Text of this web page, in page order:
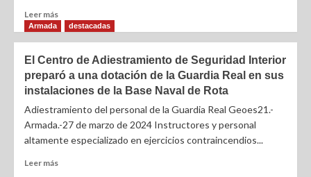
Leer más
Armada destacadas
El Centro de Adiestramiento de Seguridad Interior
preparó a una dotación de la Guardia Real en sus
instalaciones de la Base Naval de Rota
Adiestramiento del personal de la Guardia Real Geoes21.-
Armada.-27 de marzo de 2024 Instructores y personal
altamente especializado en ejercicios contraincendios...
Leer más